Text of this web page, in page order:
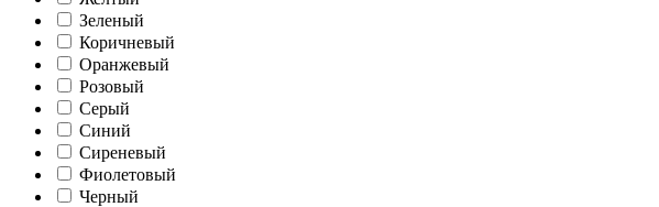
Зеленый
Коричневый
Оранжевый
Розовый
Серый
Синий
Сиреневый
Фиолетовый
Черный